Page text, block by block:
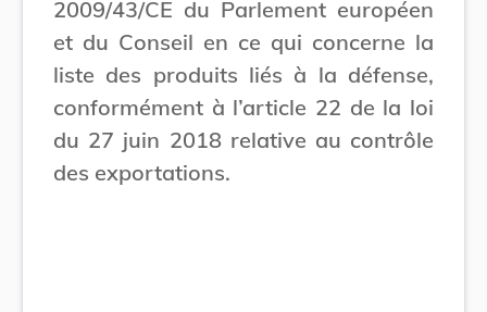
2009/43/CE du Parlement européen
et du Conseil en ce qui concerne la
liste des produits liés à la défense,
conformément à l’article 22 de la loi
du 27 juin 2018 relative au contrôle
des exportations.